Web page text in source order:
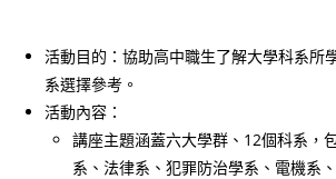
活動目的：協助高中職生了解大學科系所
系選擇參考。
活動內容：
講座主題涵蓋六大學群、12個科系，
系、法律系、犯罪防治學系、電機系